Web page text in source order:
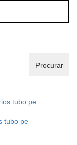
Procurar
tubo pe